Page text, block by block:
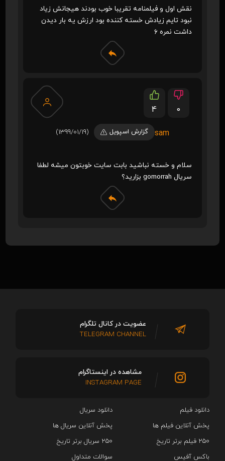
نقش اول و فیلمنامه تقریبا خوب بودند هیجانش زیاد
نبود تایم زیادش خسته کننده بود ارزش یه بار دیدن
داشت نمره ۶
4 0
sam گزارش اسپویل (1399/01/19)
سلام و خسته نباشید بابت سایت خوبتون میشه لطفا
سریال gomorrah بزارید؟
دانلود فیلم
دانلود سریال‌
پخش آنلاین فیلم ها
پخش آنلاین سریال ها
۲۵۰ فیلم برتر تاریخ
۲۵۰ سریال برتر تاریخ
باکس آفیس
سوالات متداول
عضویت در کانال تلگرام
TELEGRAM CHANNEL
مشاهده در اینستاگرام
INSTAGRAM PAGE